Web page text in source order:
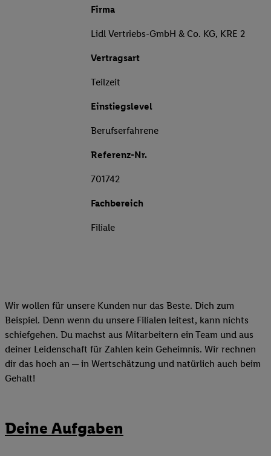
Firma
Lidl Vertriebs-GmbH & Co. KG, KRE 2
Vertragsart
Teilzeit
Einstiegslevel
Berufserfahrene
Referenz-Nr.
701742
Fachbereich
Filiale
Wir wollen für unsere Kunden nur das Beste. Dich zum
Beispiel. Denn wenn du unsere Filialen leitest, kann nichts
schiefgehen. Du machst aus Mitarbeitern ein Team und aus
deiner Leidenschaft für Zahlen kein Geheimnis. Wir rechnen
dir das hoch an ─ in Wertschätzung und natürlich auch beim
Gehalt!
Deine Aufgaben